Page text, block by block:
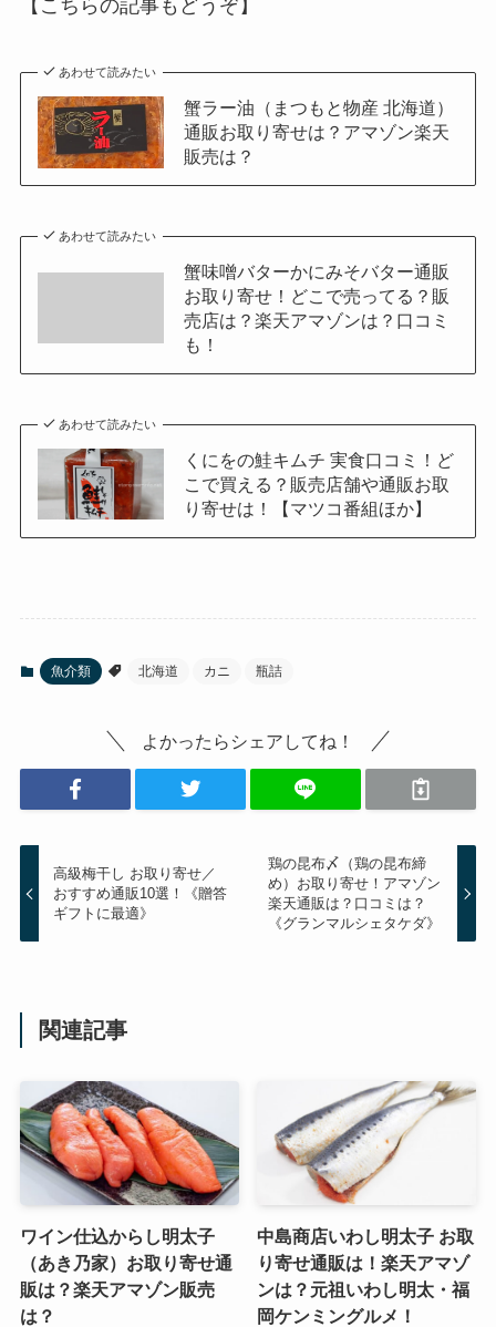
【こちらの記事もどうぞ】
あわせて読みたい
蟹ラー油（まつもと物産 北海道）
通販お取り寄せは？アマゾン楽天
販売は？
あわせて読みたい
蟹味噌バターかにみそバター通販
お取り寄せ！どこで売ってる？販
売店は？楽天アマゾンは？口コミ
も！
あわせて読みたい
くにをの鮭キムチ 実食口コミ！ど
こで買える？販売店舗や通販お取
り寄せは！【マツコ番組ほか】
魚介類 北海道 カニ 瓶詰
よかったらシェアしてね！
高級梅干し お取り寄せ／
おすすめ通販10選！《贈答
ギフトに最適》
鶏の昆布〆（鶏の昆布締
め）お取り寄せ！アマゾン
楽天通販は？口コミは？
《グランマルシェタケダ》
関連記事
ワイン仕込からし明太子
（あき乃家）お取り寄せ通
販は？楽天アマゾン販売
は？
中島商店いわし明太子 お取
り寄せ通販は！楽天アマゾ
ンは？元祖いわし明太・福
岡ケンミングルメ！